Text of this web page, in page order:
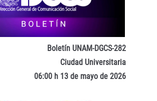
Boletín UNAM-DGCS-282
Ciudad Universitaria
06:00 h 13 de mayo de 2026